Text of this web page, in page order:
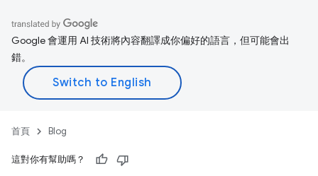
Google 會運用 AI 技術將內容翻譯成你偏好的語言，但可能會出
錯。
首頁 Blog
這對你有幫助嗎？